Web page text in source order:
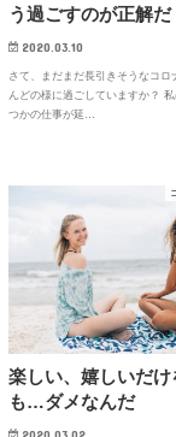
う過ごすのが正解だ
2020.03.10
さて、まだまだ長引きそうなコ
んどの様に過ごしていますか？
つかの仕事が延…
楽しい、嬉しいだけ
も…ダメなんだ